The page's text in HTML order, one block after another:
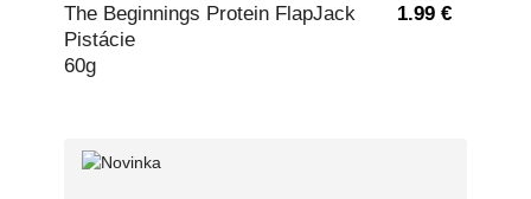
The Beginnings Protein FlapJack
Pistácie
60g
1.99 €